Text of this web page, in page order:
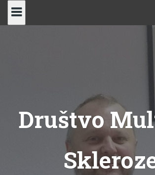
Skip
Društvo